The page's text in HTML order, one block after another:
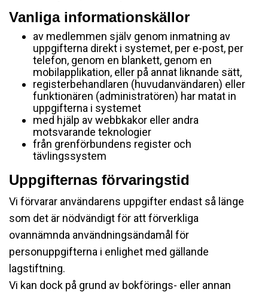
Vanliga informationskällor
av medlemmen själv genom inmatning av
uppgifterna direkt i systemet, per e-post, per
telefon, genom en blankett, genom en
mobilapplikation, eller på annat liknande sätt,
registerbehandlaren (huvudanvändaren) eller
funktionären (administratören) har matat in
uppgifterna i systemet
med hjälp av webbkakor eller andra
motsvarande teknologier
från grenförbundens register och
tävlingssystem
Uppgifternas förvaringstid
Vi förvarar användarens uppgifter endast så länge
som det är nödvändigt för att förverkliga
ovannämnda användningsändamål för
personuppgifterna i enlighet med gällande
lagstiftning.
Vi kan dock på grund av bokförings- eller annan